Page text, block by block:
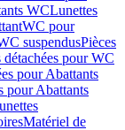
WCLunettes
WC pour
suspendusPièces
détachées pour WC
pour Abattants
pour Abattants
Matériel de